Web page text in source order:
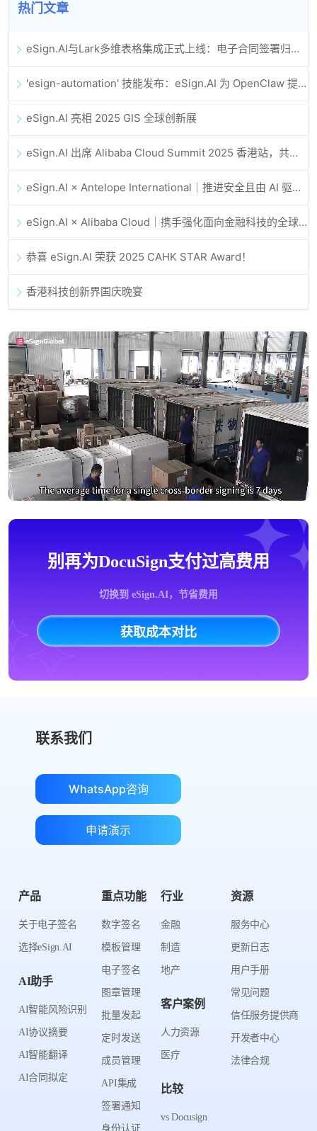
热门文章
eSign.AI与Lark多维表格集成正式上线：电子合同签署归档全程自动化
'esign-automation' 技能发布：eSign.AI 为 OpenClaw 提供自动化电子签名能力
eSign.AI 亮相 2025 GIS 全球创新展
eSign.AI 出席 Alibaba Cloud Summit 2025 香港站，共同探讨 AI 驱动的云创新与数字信任未来
eSign.AI × Antelope International｜推进安全且由 AI 驱动的数字化工作流
eSign.AI × Alibaba Cloud｜携手强化面向金融科技的全球数字信任
恭喜 eSign.AI 荣获 2025 CAHK STAR Award！
香港科技创新界国庆晚宴
别再为DocuSign支付过高费用
切换到 eSign.AI，节省费用
获取成本对比
联系我们
WhatsApp咨询
申请演示
产品
关于电子签名
选择eSign.AI
AI助手
AI智能风险识别
AI协议摘要
AI智能翻译
AI合同拟定
重点功能
数字签名
模板管理
电子签名
图章管理
批量发起
定时发送
成员管理
API集成
签署通知
身份认证
行业
金融
制造
地产
客户案例
人力资源
医疗
比较
vs Docusign
资源
服务中心
更新日志
用户手册
常见问题
信任服务提供商
开发者中心
法律合规